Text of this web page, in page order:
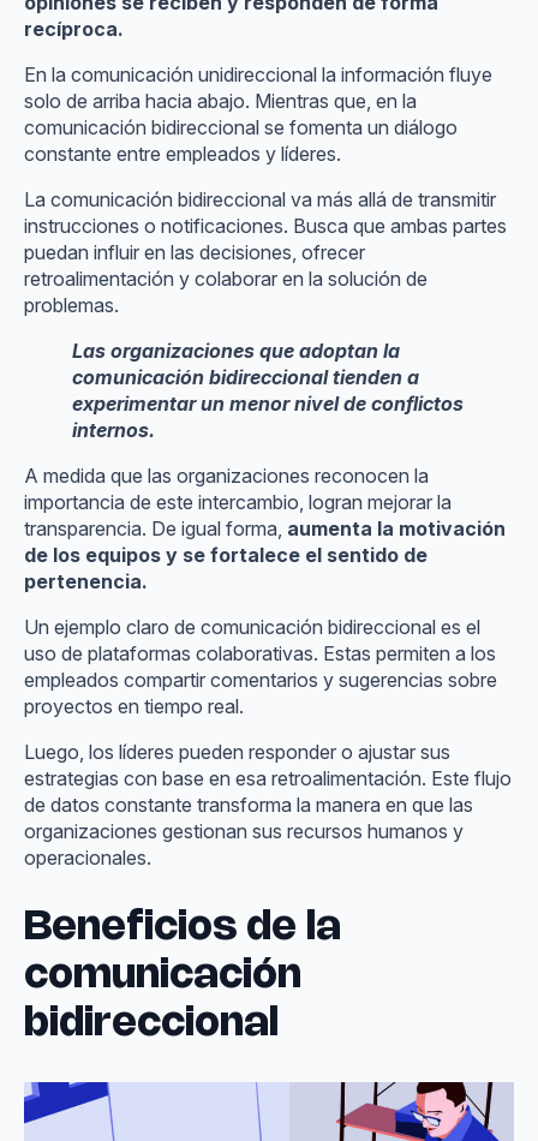
recíproca.
En la comunicación unidireccional la información fluye
solo de arriba hacia abajo. Mientras que, en la
comunicación bidireccional se fomenta un diálogo
constante entre empleados y líderes.
La comunicación bidireccional va más allá de transmitir
instrucciones o notificaciones. Busca que ambas partes
puedan influir en las decisiones, ofrecer
retroalimentación y colaborar en la solución de
problemas.
Las organizaciones que adoptan la
comunicación bidireccional tienden a
experimentar un menor nivel de conflictos
internos.
A medida que las organizaciones reconocen la
importancia de este intercambio, logran mejorar la
transparencia. De igual forma, aumenta la motivación
de los equipos y se fortalece el sentido de
pertenencia.
Un ejemplo claro de comunicación bidireccional es el
uso de plataformas colaborativas. Estas permiten a los
empleados compartir comentarios y sugerencias sobre
proyectos en tiempo real.
Luego, los líderes pueden responder o ajustar sus
estrategias con base en esa retroalimentación. Este flujo
de datos constante transforma la manera en que las
organizaciones gestionan sus recursos humanos y
operacionales.
Beneficios de la
comunicación
bidireccional